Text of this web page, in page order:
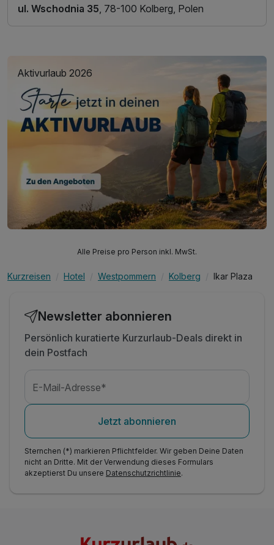
ul. Wschodnia 35 , 78-100 Kolberg, Polen
Aktivurlaub 2026
Alle Preise pro Person inkl. MwSt.
Kurzreisen Hotel Westpommern Kolberg Ikar Plaza
Newsletter abonnieren
Persönlich kuratierte Kurzurlaub-Deals direkt in
dein Postfach
E-Mail-Adresse*
Jetzt abonnieren
Sternchen (*) markieren Pflichtfelder. Wir geben Deine Daten
nicht an Dritte. Mit der Verwendung dieses Formulars
akzeptierst Du unsere Datenschutzrichtlinie.